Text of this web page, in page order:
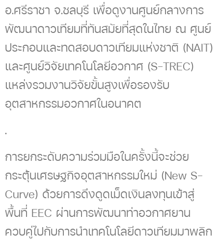
อ.ศรีราชา จ.ชลบุรี เพื่อดูงานศูนย์กลางการ
พัฒนาดาวเทียมที่ทันสมัยที่สุดในไทย ณ ศูนย์
ประกอบและทดสอบดาวเทียมแห่งชาติ (NAIT)
และศูนย์วิจัยเทคโนโลยีอวกาศ (S-TREC)
แหล่งรวมงานวิจัยขั้นสูงเพื่อรองรับ
อุตสาหกรรมอวกาศในอนาคต
.
การยกระดับความร่วมมือในครั้งนี้จะช่วย
กระตุ้นเศรษฐกิจอุตสาหกรรมใหม่ (New S-
Curve) ด้วยการดึงดูดเม็ดเงินลงทุนเข้าสู่
พื้นที่ EEC ผ่านการพัฒนาท่าอวกาศยาน
ควบคู่ไปกับการนำเทคโนโลยีดาวเทียมมาพลิก